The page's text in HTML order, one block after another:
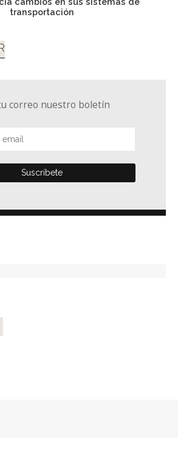
transportación
correo nuestro boletín